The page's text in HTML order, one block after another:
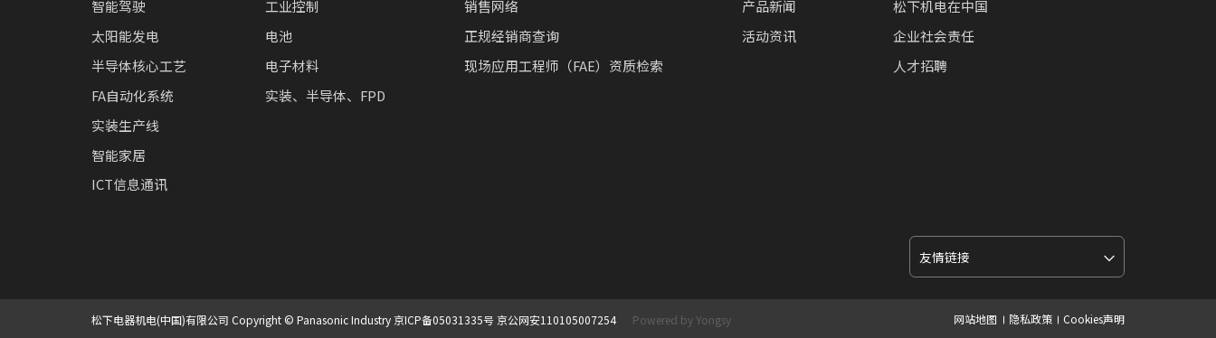
智能驾驶
太阳能发电
半导体核心工艺
FA自动化系统
实装生产线
智能家居
ICT信息通讯
工业控制
电池
电子材料
实装、半导体、FPD
销售网络
正规经销商查询
现场应用工程师（FAE）资质检索
产品新闻
活动资讯
松下机电在中国
企业社会责任
人才招聘
松下电器机电(中国)有限公司 Copyright © Panasonic Industry京ICP备05031335号京公网安110105007254 Powered by Yongsy 网站地图 隐私政策 Cookies声明